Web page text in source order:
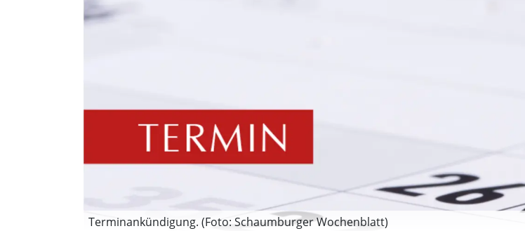
Terminankündigung. (Foto: Schaumburger Wochenblatt)